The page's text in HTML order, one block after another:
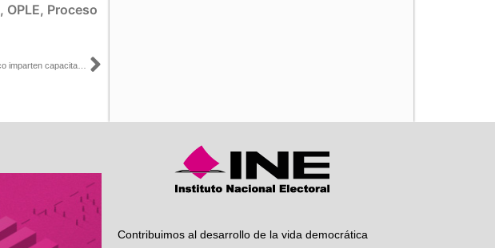
, OPLE, Proceso
Siguiente
Contribuimos al desarrollo de la vida democrática